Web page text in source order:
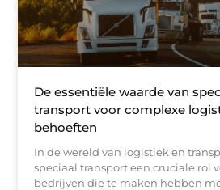
De essentiële waarde van
transport voor complexe
behoeften
In de wereld van logistiek en
speciaal transport een cruciale rol
bedrijven die te maken hebben